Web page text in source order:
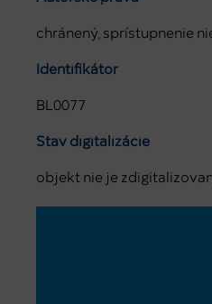
chránený, sprístupnenie
Identifikátor
BL0077
Stav digitalizácie
objekt nie je